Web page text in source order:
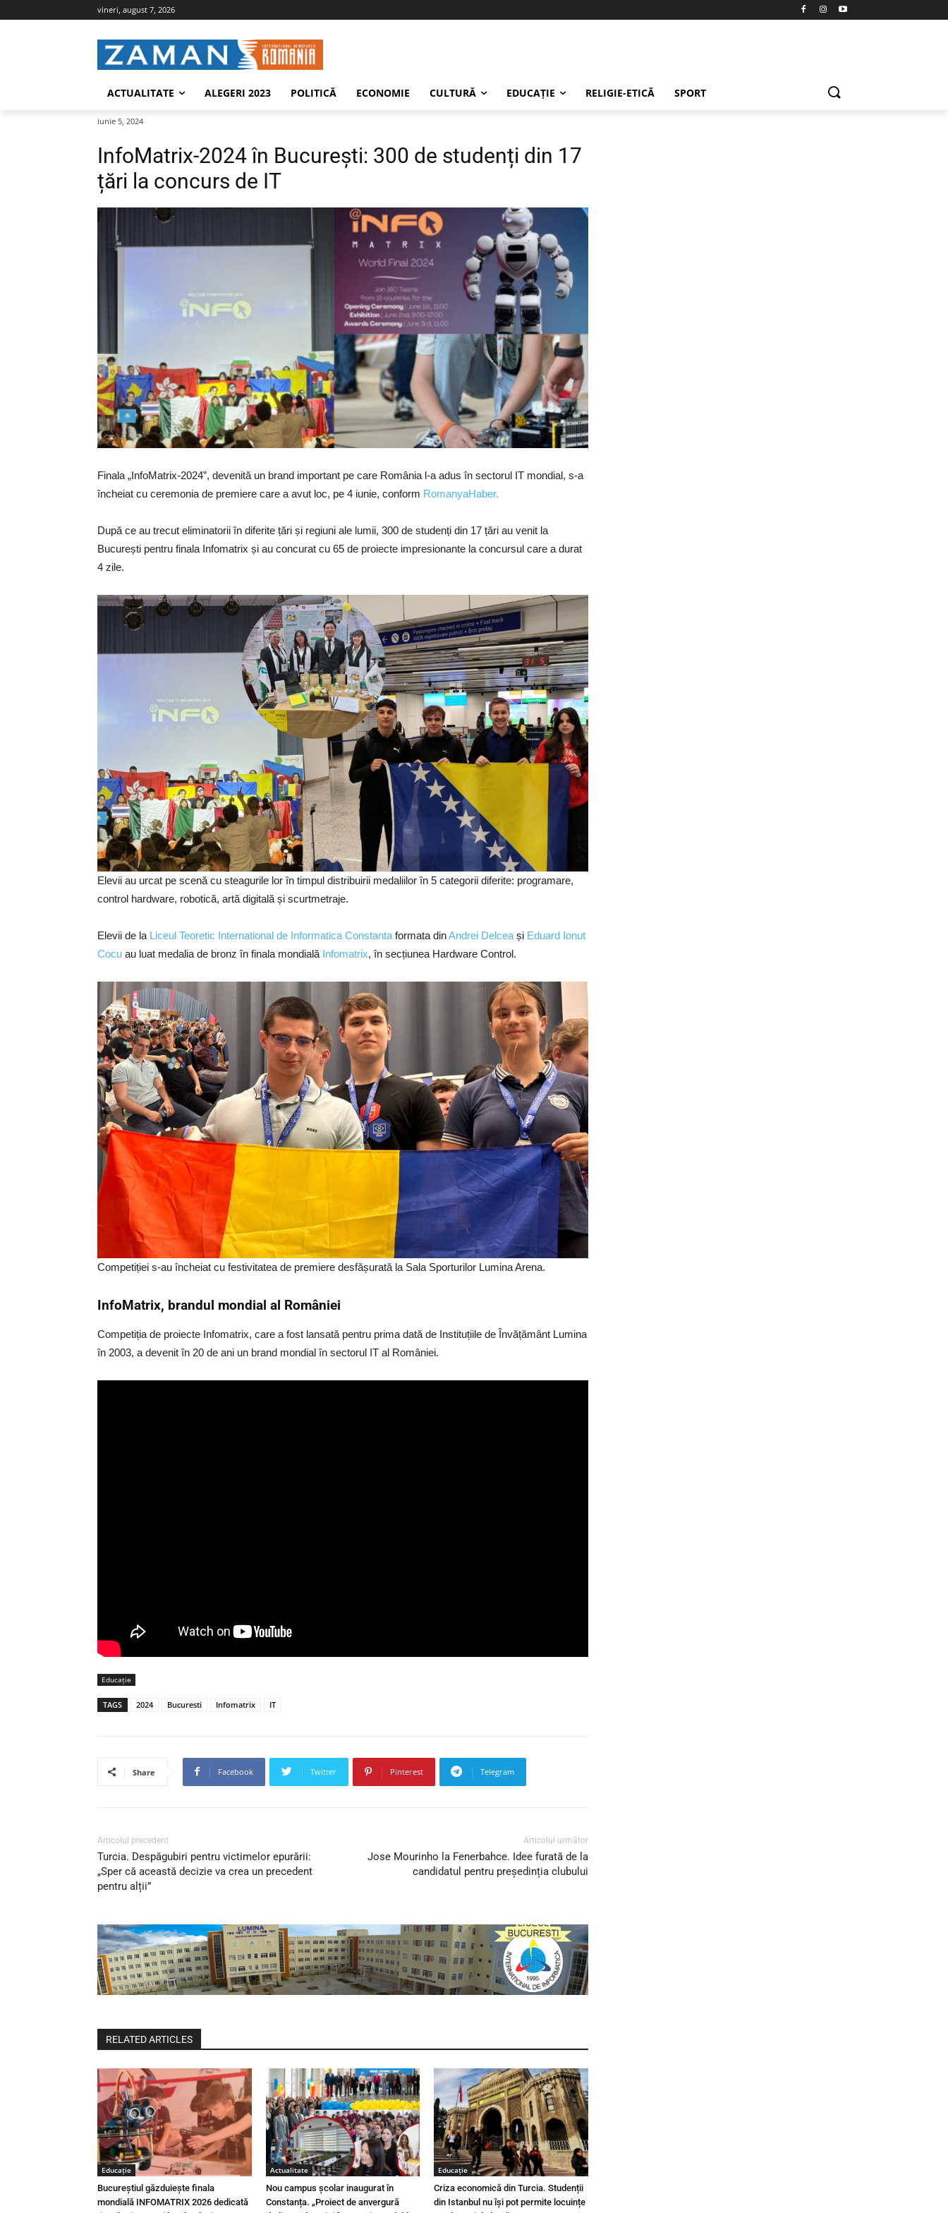
vineri, august 7, 2026
ACTUALITATE ALEGERI 2023 POLITICĂ ECONOMIE CULTURĂ EDUCAŢIE RELIGIE-ETICĂ SPORT
iunie 5, 2024
InfoMatrix-2024 în București: 300 de studenți din 17
țări la concurs de IT
Finala „InfoMatrix-2024”, devenită un brand important pe care România l-a adus în sectorul IT mondial, s-a
încheiat cu ceremonia de premiere care a avut loc, pe 4 iunie, conform RomanyaHaber.
După ce au trecut eliminatorii în diferite țări și regiuni ale lumii, 300 de studenți din 17 țări au venit la
București pentru finala Infomatrix și au concurat cu 65 de proiecte impresionante la concursul care a durat
4 zile.
Elevii au urcat pe scenă cu steagurile lor în timpul distribuirii medaliilor în 5 categorii diferite: programare,
control hardware, robotică, artă digitală și scurtmetraje.
Elevii de la Liceul Teoretic International de Informatica Constanta formata dinAndrei Delcea și Eduard Ionut
Cocu au luat medalia de bronz în finala mondială Infomatrix, în secțiunea Hardware Control.
Competiției s-au încheiat cu festivitatea de premiere desfășurată la Sala Sporturilor Lumina Arena.
InfoMatrix, brandul mondial al României
Competiția de proiecte Infomatrix, care a fost lansată pentru prima dată de Instituțiile de Învățământ Lumina
în 2003, a devenit în 20 de ani un brand mondial în sectorul IT al României.
Educaţie
TAGS 2024 Bucuresti Infomatrix IT
Share Facebook Twitter Pinterest Telegram
Articolul precedent
Turcia. Despăgubiri pentru victimelor epurării:
„Sper că această decizie va crea un precedent
pentru alții”
Articolul următor
Jose Mourinho la Fenerbahce. Idee furată de la
candidatul pentru președinția clubului
RELATED ARTICLES
Educaţie
Bucureștiul găzduiește finala
mondială INFOMATRIX 2026 dedicată
Actualitate
Nou campus școlar inaugurat în
Constanța. „Proiect de anvergură
Educaţie
Criza economică din Turcia. Studenții
din Istanbul nu își pot permite locuințe